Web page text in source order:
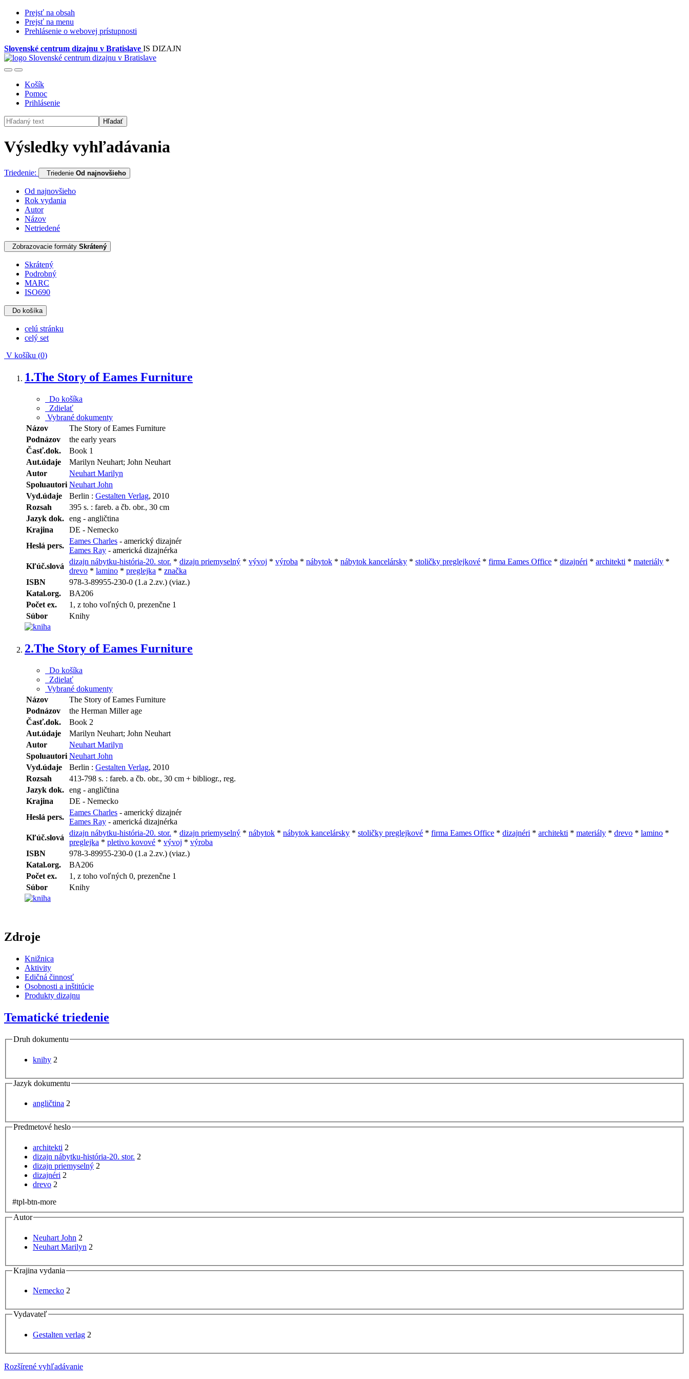
Prejsť na obsah
Prejsť na menu
Prehlásenie o webovej prístupnosti
Slovenské centrum dizajnu v Bratislave IS DIZAJN
Košík
Pomoc
Prihlásenie
Hľadať
Výsledky vyhľadávania
Triedenie: Triedenie Od najnovšieho
Od najnovšieho
Rok vydania
Autor
Názov
Netriedené
Zobrazovacie formáty Skrátený
Skrátený
Podrobný
MARC
ISO690
Do košíka
celú stránku
celý set
V košíku (0)
1.The Story of Eames Furniture
Do košíka
Zdielať
Vybrané dokumenty
Názov
The Story of Eames Furniture
Podnázov
the early years
Časť.dok.
Book 1
Aut.údaje
Marilyn Neuhart; John Neuhart
Autor
Neuhart Marilyn
Spoluautori Neuhart John
Vyd.údaje
Berlin : Gestalten Verlag, 2010
Rozsah
395 s. : fareb. a čb. obr., 30 cm
Jazyk dok. eng - angličtina
Krajina
DE - Nemecko
Heslá pers.
Eames Charles - americký dizajnér
Eames Ray - americká dizajnérka
Kľúč.slová
dizajn nábytku-história-20. stor. * dizajn priemyselný * vývoj * výroba * nábytok * nábytok kancelársky * stoličky preglejkové * firma Eames Office * dizajnéri * architekti * materiály *
drevo * lamino * preglejka * značka
ISBN
978-3-89955-230-0 (1.a 2.zv.) (viaz.)
Katal.org.
BA206
Počet ex.
1, z toho voľných 0, prezenčne 1
Súbor
Knihy
2.The Story of Eames Furniture
Do košíka
Zdielať
Vybrané dokumenty
Názov
The Story of Eames Furniture
Podnázov
the Herman Miller age
Časť.dok.
Book 2
Aut.údaje
Marilyn Neuhart; John Neuhart
Autor
Neuhart Marilyn
Spoluautori Neuhart John
Vyd.údaje
Berlin : Gestalten Verlag, 2010
Rozsah
413-798 s. : fareb. a čb. obr., 30 cm + bibliogr., reg.
Jazyk dok. eng - angličtina
Krajina
DE - Nemecko
Heslá pers.
Eames Charles - americký dizajnér
Eames Ray - americká dizajnérka
Kľúč.slová
dizajn nábytku-história-20. stor. * dizajn priemyselný * nábytok * nábytok kancelársky * stoličky preglejkové * firma Eames Office * dizajnéri * architekti * materiály * drevo * lamino *
preglejka * pletivo kovové * vývoj * výroba
ISBN
978-3-89955-230-0 (1.a 2.zv.) (viaz.)
Katal.org.
BA206
Počet ex.
1, z toho voľných 0, prezenčne 1
Súbor
Knihy
Zdroje
Knižnica
Aktivity
Edičná činnosť
Osobnosti a inštitúcie
Produkty dizajnu
Tematické triedenie
Druh dokumentu
knihy 2
Jazyk dokumentu
angličtina 2
Predmetové heslo
architekti 2
dizajn nábytku-história-20. stor. 2
dizajn priemyselný 2
dizajnéri 2
drevo 2
#tpl-btn-more
Autor
Neuhart John 2
Neuhart Marilyn 2
Krajina vydania
Nemecko 2
Vydavateľ
Gestalten verlag 2
Rozšírené vyhľadávanie